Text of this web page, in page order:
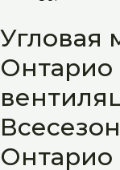
Угловая
Онтарио
Онтарио